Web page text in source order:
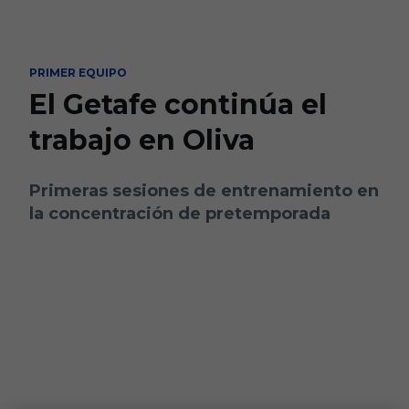
PRIMER EQUIPO
El Getafe continúa el
trabajo en Oliva
Primeras sesiones de entrenamiento en
la concentración de pretemporada